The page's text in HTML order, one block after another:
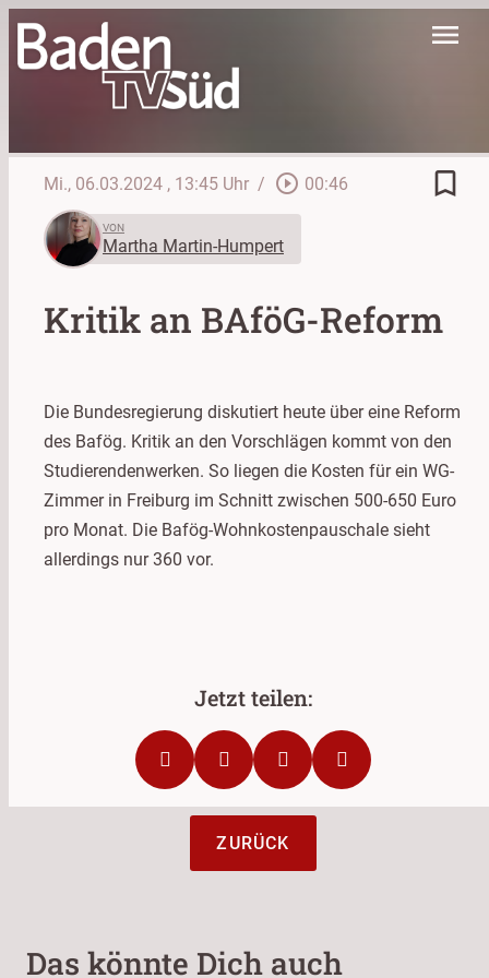
menu
Mi., 06.03.2024 , 13:45 Uhr / play_circle_outline 00:46 bookmark_border
VON
Martha Martin-Humpert
Kritik an BAföG-Reform
Die Bundesregierung diskutiert heute über eine Reform
des Bafög. Kritik an den Vorschlägen kommt von den
Studierendenwerken. So liegen die Kosten für ein WG-
Zimmer in Freiburg im Schnitt zwischen 500-650 Euro
pro Monat. Die Bafög-Wohnkostenpauschale sieht
allerdings nur 360 vor.
ZURÜCK
Das könnte Dich auch